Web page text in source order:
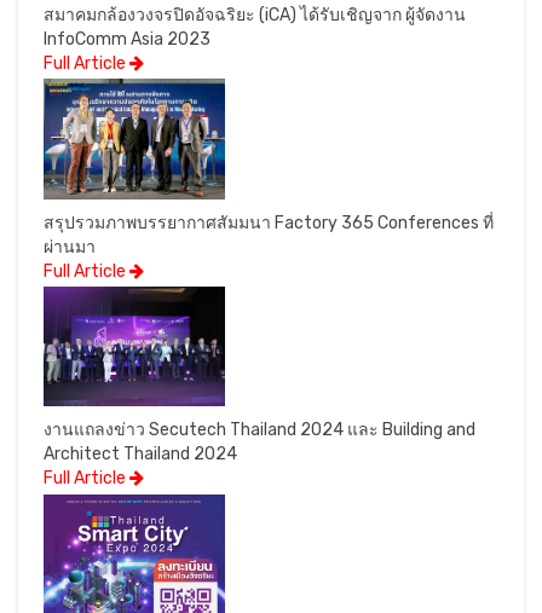
สมาคมกล้องวงจรปิดอัจฉริยะ (iCA) ได้รับเชิญจาก ผู้จัดงาน
InfoComm Asia 2023
Full Article
สรุปรวมภาพบรรยากาศสัมมนา Factory 365 Conferences ที่
ผ่านมา
Full Article
งานแถลงข่าว Secutech Thailand 2024 และ Building and
Architect Thailand 2024
Full Article